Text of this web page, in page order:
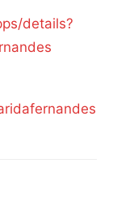
details?